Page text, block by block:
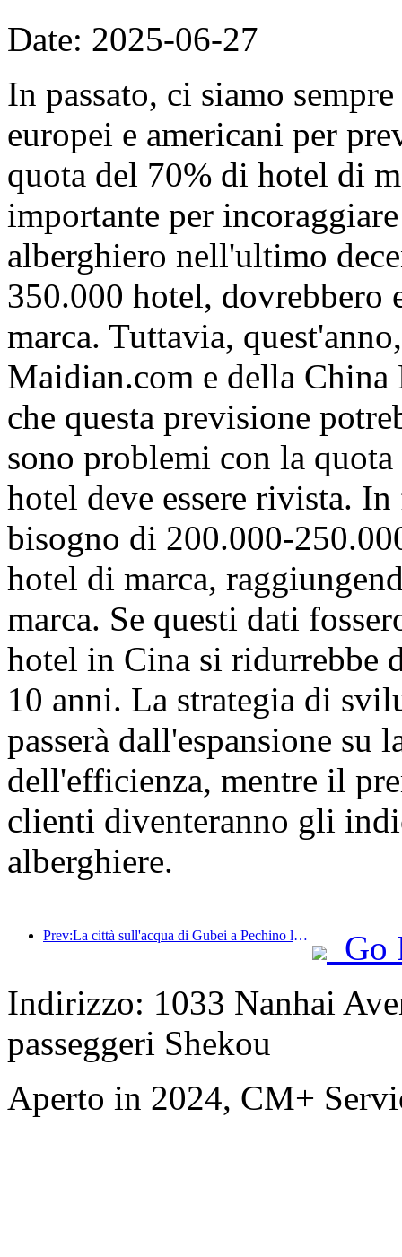
Date: 2025-06-27
In passato, ci siamo
europei e americani per
quota del 70% di hotel di
importante per
alberghiero nell'ultimo
350.000 hotel, dovrebbero
marca. Tuttavia,
Maidian.com e della
che questa previsione
sono problemi con la
hotel deve essere rivista.
bisogno di 200.000-
hotel di marca,
marca. Se questi dati
hotel in Cina si ridurrebbe
10 anni. La strategia di
passerà dall'espansione su
dell'efficienza, mentre il
clienti diventeranno gli
alberghiere.
Prev:La città sull'acqua di Gubei a Pechino lancia sconti turistici estivi
Go
Indirizzo: 1033 Nanhai
passeggeri Shekou
Aperto in 2024, CM+